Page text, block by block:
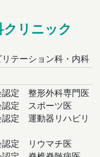
リニック
テーション科・内科
認定 整形外科専門医
認定 スポーツ医
認定 運動器リハビリ
認定 リウマチ医